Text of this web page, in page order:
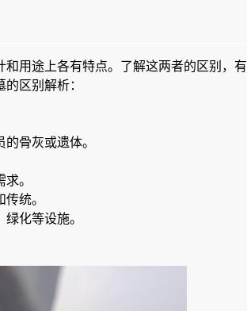
用途上各有特点。了解这两者的区别，
区别解析：
骨灰或遗体。
。
统。
化等设施。